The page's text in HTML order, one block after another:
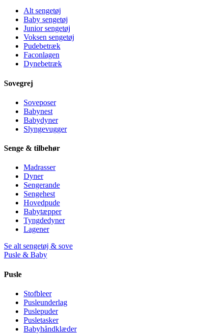
Alt sengetøj
Baby sengetøj
Junior sengetøj
Voksen sengetøj
Pudebetræk
Faconlagen
Dynebetræk
Sovegrej
Soveposer
Babynest
Babydyner
Slyngevugger
Senge & tilbehør
Madrasser
Dyner
Sengerande
Sengehest
Hovedpude
Babytæpper
Tyngdedyner
Lagener
Se alt sengetøj & sove
Pusle & Baby
Pusle
Stofbleer
Pusleunderlag
Puslepuder
Pusletasker
Babyhåndklæder